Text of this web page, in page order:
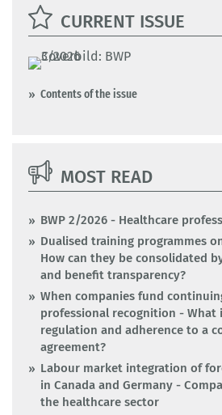
CURRENT ISSUE
Contents of the issue
MOST READ
BWP 2/2026 - Healthcare
Dualised training programmes
How can they be consolidated
and benefit transparency?
When companies fund
professional recognition - What
regulation and adherence to a
agreement?
Labour market integration of
in Canada and Germany -
the healthcare sector